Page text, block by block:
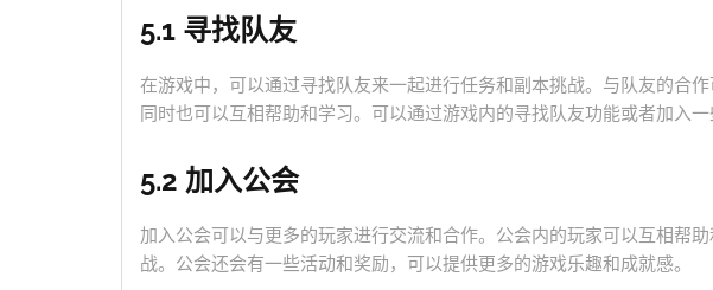
5.1 寻找队友
在游戏中，可以通过寻找队友来一起进行任务和副本挑战。与队友的合作
同时也可以互相帮助和学习。可以通过游戏内的寻找队友功能或者加入一
5.2 加入公会
加入公会可以与更多的玩家进行交流和合作。公会内的玩家可以互相帮
战。公会还会有一些活动和奖励，可以提供更多的游戏乐趣和成就感。